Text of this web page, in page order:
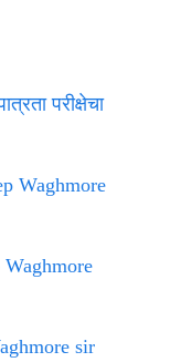
परीक्षेचा
Waghmore
Waghmore
sir